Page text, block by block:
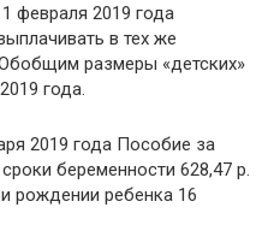
февраля 2019 года
в тех же
размеры «детских»
года.
2019 года Пособие за
беременности 628,47 р.
рождении ребенка 16